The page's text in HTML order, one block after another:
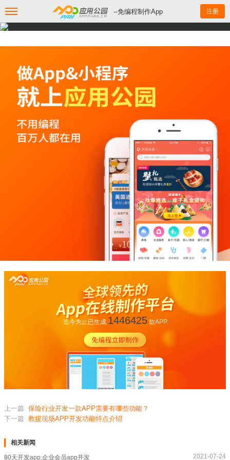
--免编程制作App 注册
迄今为止已生成 1446425款APP
上一篇 保险行业开发一款APP需要有哪些功能？
下一篇 救援现场APP开发功能特点介绍
相关新闻
80天开发app,企业会员app开发 2021-07-24